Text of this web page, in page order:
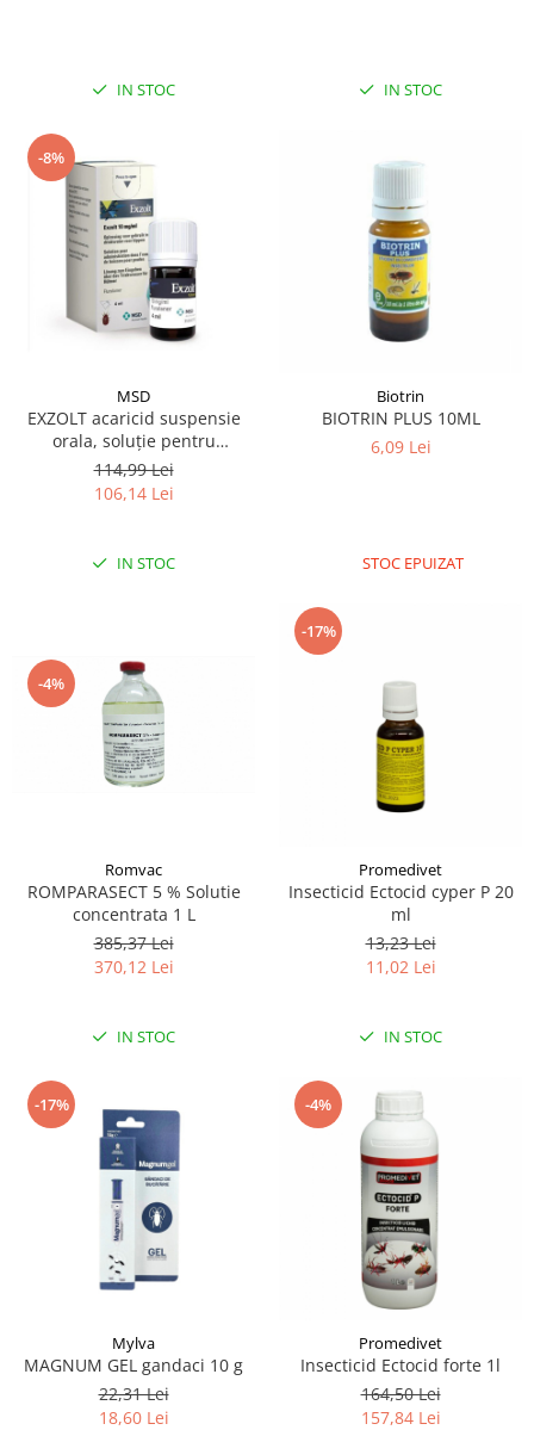
IN STOC IN STOC
-8%
MSD
EXZOLT acaricid suspensie
orala, soluție pentru
administrare în apa de băut
la pui 4ML
114,99 Lei
106,14 Lei
IN STOC
Biotrin
BIOTRIN PLUS 10ML
6,09 Lei
STOC EPUIZAT
-4%
Romvac
ROMPARASECT 5 % Solutie
concentrata 1 L
385,37 Lei
370,12 Lei
IN STOC
-17%
Promedivet
Insecticid Ectocid cyper P 20
ml
13,23 Lei
11,02 Lei
IN STOC
-17%
Mylva
MAGNUM GEL gandaci 10 g
22,31 Lei
18,60 Lei
-4%
Promedivet
Insecticid Ectocid forte 1l
164,50 Lei
157,84 Lei